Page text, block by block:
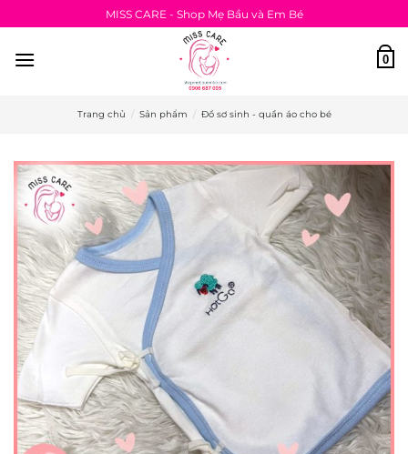
qua
nội
MISS CARE - Shop Mẹ Bầu và Em Bé
0
Trang chủ / Sản phẩm / Đồ sơ sinh - quần áo cho bé